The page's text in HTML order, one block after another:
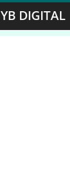
YB DIGITAL